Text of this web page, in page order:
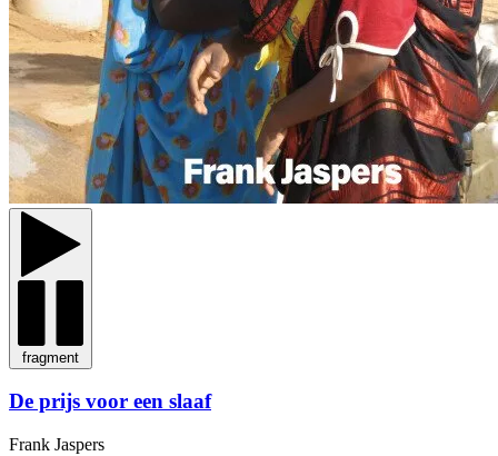
fragment
De prijs voor een slaaf
Frank Jaspers